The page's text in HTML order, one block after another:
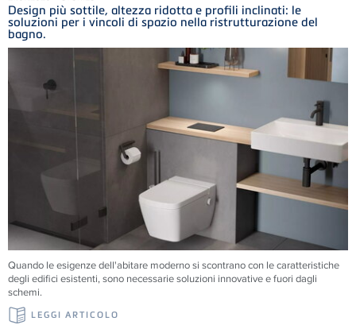
Design più sottile, altezza ridotta e profili inclinati: le
soluzioni per i vincoli di spazio nella ristrutturazione del
bagno.
Quando le esigenze dell'abitare moderno si scontrano con le caratteristiche
degli edifici esistenti, sono necessarie soluzioni innovative e fuori dagli
schemi.
LEGGI ARTICOLO